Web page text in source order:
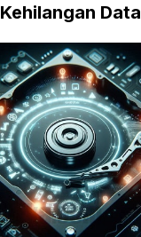
Kehilangan Data